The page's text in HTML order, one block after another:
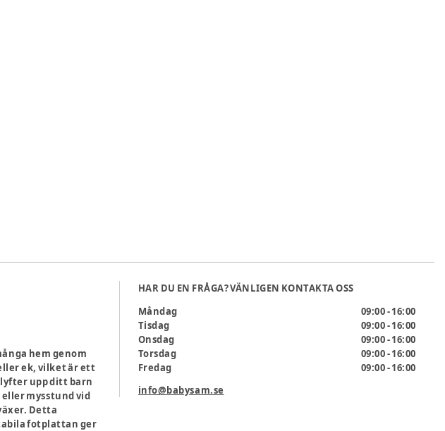
hem genom
ek, vilket är ett
upp ditt barn
mysstund vid
Detta
fotplattan ger
HAR DU EN FRÅGA? VÄNLIGEN KONTAKTA OSS
Måndag
09:00 - 16:00
Tisdag
09:00 - 16:00
Onsdag
09:00 - 16:00
Torsdag
09:00 - 16:00
Fredag
09:00 - 16:00
info@babysam.se